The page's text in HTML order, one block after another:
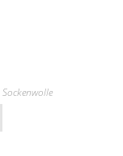
Sockenwolle